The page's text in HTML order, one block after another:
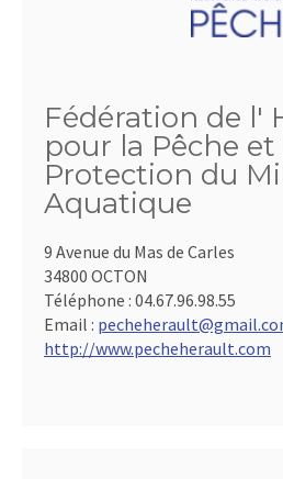
Fédération de l'
pour la Pêche et
Protection du
Aquatique
9 Avenue du Mas de Carles
34800 OCTON
Téléphone : 04.67.96.98.55
Email :
http://www.pecheherault.com